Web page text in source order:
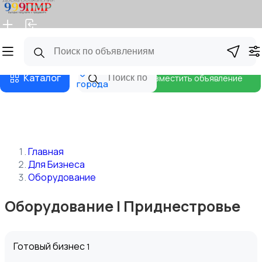
Главная
Каталог
города
Разместить объявление
Главная
Для Бизнеса
Оборудование
Оборудование | Приднестровье
Готовый бизнес1